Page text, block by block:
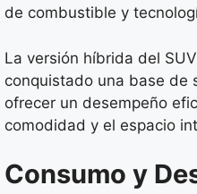
de combustible y
La versión híbrida del
conquistado una base de
ofrecer un desempeño
comodidad y el espacio
Consumo y